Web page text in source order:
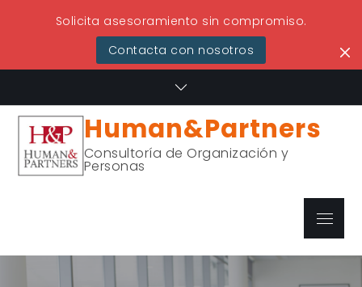
Solicita asesoramiento sin compromiso.
Contacta con nosotros
content
Human&Partners
Consultoría de Organización y
Personas
Menu